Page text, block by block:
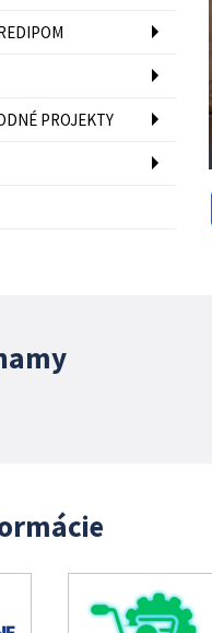
PROJEKTY